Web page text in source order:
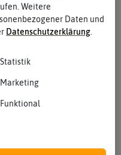
Weitere
Daten und
Daten­schutz­erklärung.
Statistik
Marketing
Funktional